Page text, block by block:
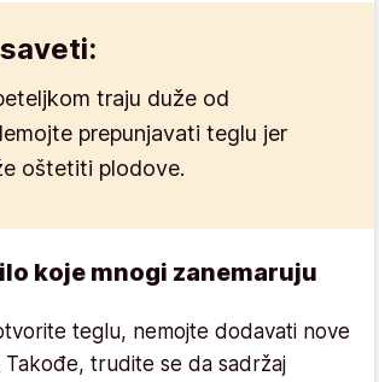
traju duže od
prepunjavati teglu jer
oštetiti plodove.
koje mnogi zanemaruju
teglu, nemojte dodavati nove
trudite se da sadržaj